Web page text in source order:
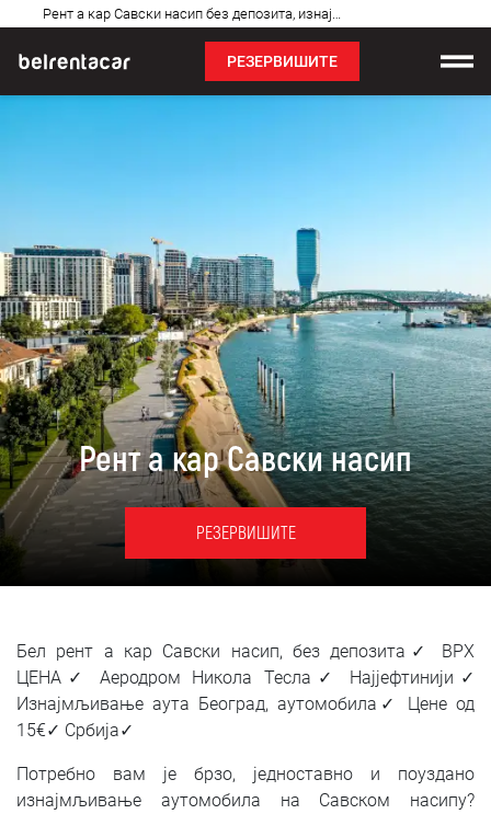
Рент а кар Савски насип без депозита, изнајмљивање аута: Бел✓
питања
РЕЗЕРВИШИТЕ
О нама
Најчешћа питања
Блог
Контакт
SRPSKI
Рент а кар Савски насип
РЕЗЕРВИШИТЕ
Бел рент а кар Савски насип, без депозита✓ ВРХ
ЦЕНА✓ Аеродром Никола Тесла✓ Најјефтинији✓
Изнајмљивање аута Београд, аутомобила✓ Цене од
15€✓ Србија✓
Потребно вам је брзо, једноставно и поуздано
изнајмљивање аутомобила на Савском насипу?